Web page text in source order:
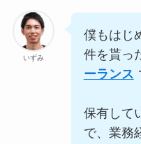
いずみ
僕もはじ
件を貰っ
ーランス
保有して
で、業務